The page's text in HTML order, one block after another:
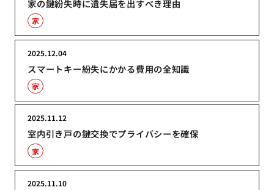
家の鍵紛失時に遺失届を出すべき理由
家
スマートキー紛失にかかる費用の全知識
2025.12.04
家
室内引き戸の鍵交換でプライバシーを確保
2025.11.12
家
2025.11.10